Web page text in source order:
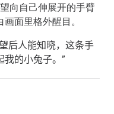
向自己伸展开的手臂
画面里格外醒目。
后人能知晓，这条手
的小兔子。”